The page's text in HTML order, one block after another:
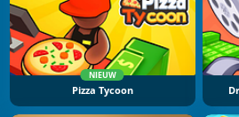
NIEUW
Pizza Tycoon